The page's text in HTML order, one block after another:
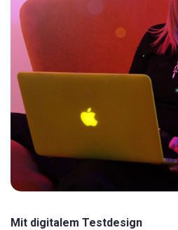
Mit digitalem Testdesign